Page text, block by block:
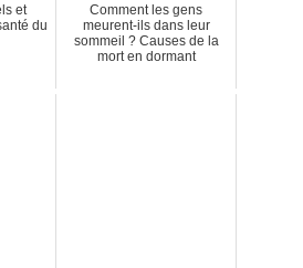
et
du
Comment les gens
meurent-ils dans leur
sommeil ? Causes de la
mort en dormant